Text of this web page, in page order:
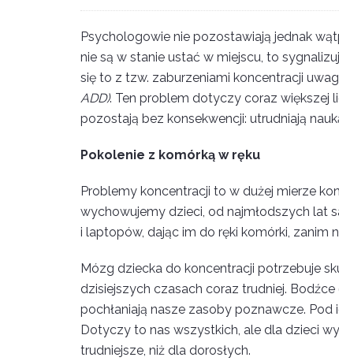
Psychologowie nie pozostawiają jednak
nie są w stanie ustać w miejscu, to
się to z tzw. zaburzeniami koncentracji
ADD). Ten problem dotyczy coraz większej
pozostają bez konsekwencji: utrudniają
Pokolenie z komórką w ręku
Problemy koncentracji to w dużej mierze
wychowujemy dzieci, od najmłodszych lat
i laptopów, dając im do ręki komórki, zanim
Mózg dziecka do koncentracji potrzebuje
dzisiejszych czasach coraz trudniej.
pochłaniają nasze zasoby poznawcze.
Dotyczy to nas wszystkich, ale dla dzieci
trudniejsze, niż dla dorosłych.